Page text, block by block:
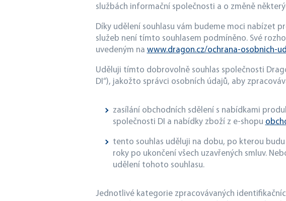
službách informační společnosti a o změně
Díky udělení souhlasu vám budeme moci nabízet
služeb není tímto souhlasem podmíněno. Své
uvedeným na www.dragon.cz/ochrana-osobnich-
Uděluji tímto dobrovolně souhlas společnosti
DI“), jakožto správci osobních údajů, aby
zasílání obchodních sdělení s nabídkami
společnosti DI a nabídky zboží z e-shopu
tento souhlas uděluji na dobu, po kterou
roky po ukončení všech uzavřených smluv.
udělení tohoto souhlasu.
Jednotlivé kategorie zpracovávaných